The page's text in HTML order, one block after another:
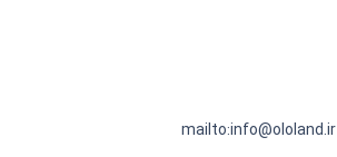
mailto:info@ololand.ir